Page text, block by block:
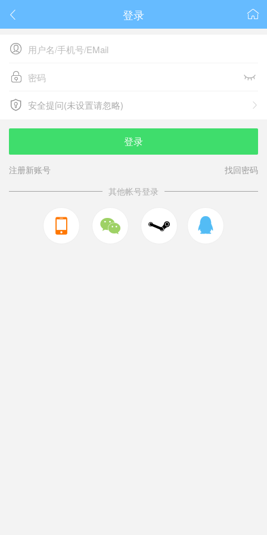
 
登录

 
 
安全提问(未设置请忽略)
安全提问(未设置请忽略)
登录
注册新账号
找回密码
其他帐号登录
  